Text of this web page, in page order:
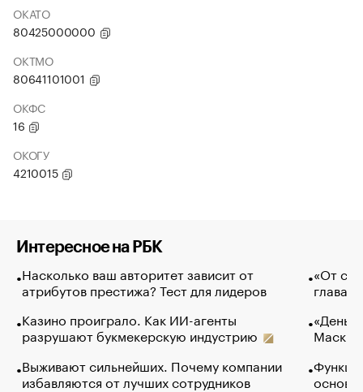
ОКАТО
80425000000
ОКТМО
80641101001
ОКФС
16
ОКОГУ
4210015
Интересное на РБК
Насколько ваш авторитет зависит от
атрибутов престижа? Тест для лидеров
Казино проиграло. Как ИИ-агенты
разрушают букмекерскую индустрию
Выживают сильнейших. Почему компании
избавляются от лучших сотрудников
«От
глава
Маск в
основ